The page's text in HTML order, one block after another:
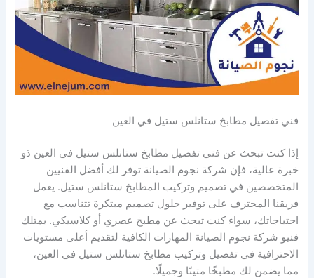
فني تفصيل مطابخ ستانلس ستيل في العين
إذا كنت تبحث عن فني تفصيل مطابخ ستانلس ستيل في العين ذو
خبرة عالية، فإن شركة نجوم الصيانة توفر لك أفضل الفنيين
المتخصصين في تصميم وتركيب المطابخ ستانلس ستيل. يعمل
فريقنا المحترف على توفير حلول تصميم مبتكرة تتناسب مع
احتياجاتك، سواء كنت تبحث عن مطبخ عصري أو كلاسيكي. يمتلك
فنيو شركة نجوم الصيانة المهارات الكافية لتقديم أعلى مستويات
الاحترافية في تفصيل وتركيب مطابخ ستانلس ستيل في العين،
مما يضمن لك مطبخًا متينًا وجميلًا.